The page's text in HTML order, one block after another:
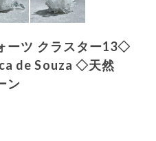
ーツ クラスター13◇
de Souza ◇天然
ン